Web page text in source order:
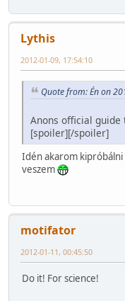
Lythis
2012-01-09, 17:54:10
Quote from: Én on
Anons official
[spoiler][/spoiler]
Idén akarom
veszem
motifator
2012-01-11, 00:45:50
Do it! For science!